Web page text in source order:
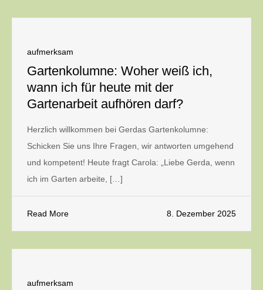
aufmerksam
Gartenkolumne: Woher weiß ich,
wann ich für heute mit der
Gartenarbeit aufhören darf?
Herzlich willkommen bei Gerdas Gartenkolumne:
Schicken Sie uns Ihre Fragen, wir antworten umgehend
und kompetent! Heute fragt Carola: „Liebe Gerda, wenn
ich im Garten arbeite, […]
Read More 8. Dezember 2025
aufmerksam